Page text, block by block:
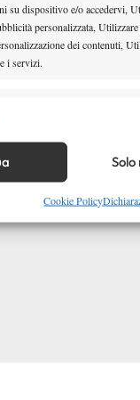
su dispositivo e/o accedervi,
personalizzata,
dei contenuti,
i servizi.
in base alle informazioni
prevenire e
pubblicità e
Solo
Cookie Policy
di
l’assenza di
a quota cinque.